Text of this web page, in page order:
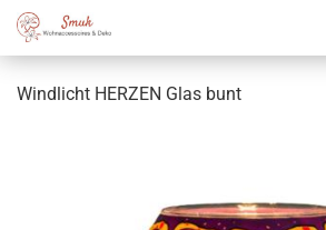
Windlicht HERZEN Glas bunt